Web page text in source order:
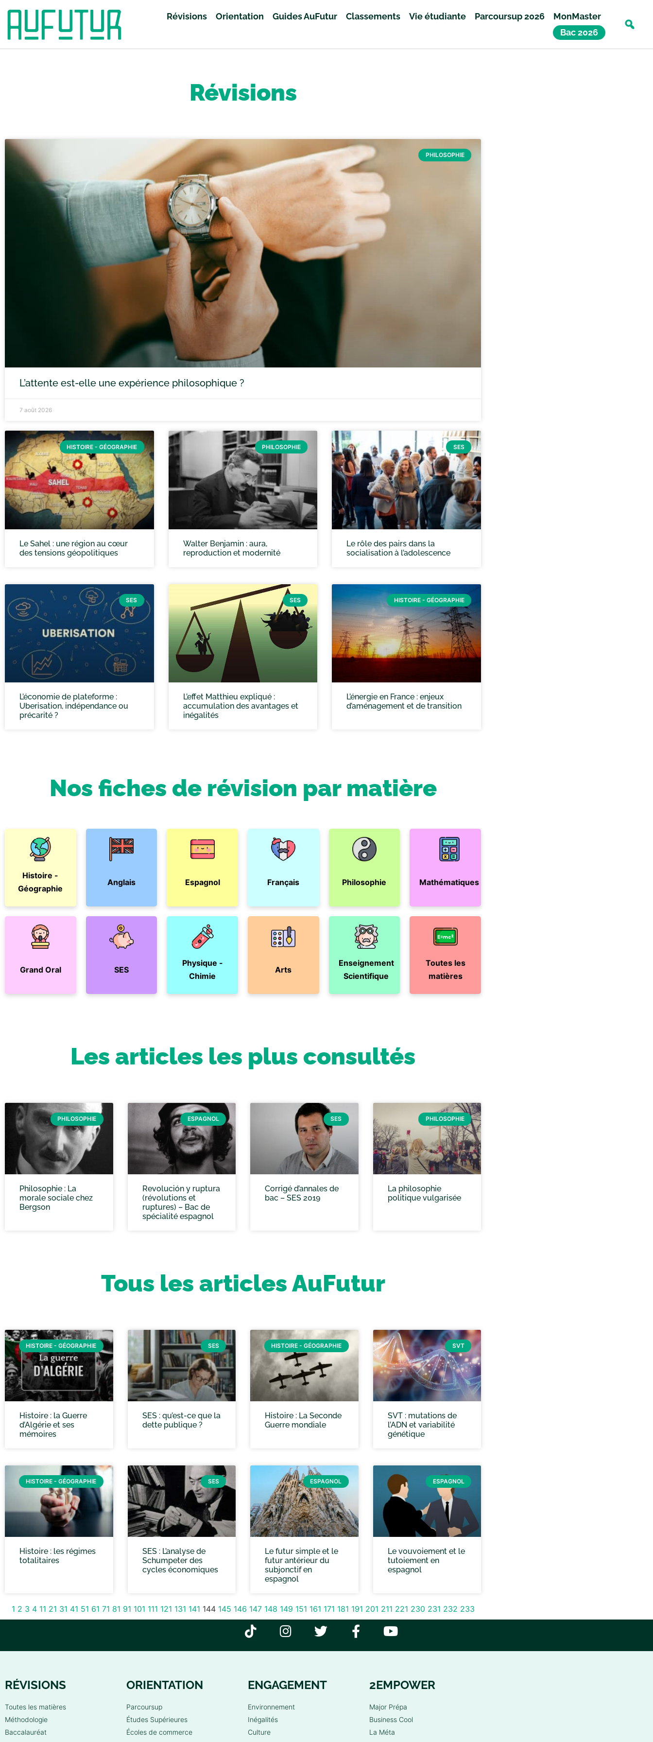
Révisions Orientation Guides AuFutur Classements Vie étudiante Parcoursup 2026
MonMaster
Bac 2026
Révisions
PHILOSOPHIE
L’attente est-elle une expérience philosophique ?
7 août 2026
HISTOIRE - GÉOGRAPHIE
Le Sahel : une région au cœur
des tensions géopolitiques
PHILOSOPHIE
Walter Benjamin : aura,
reproduction et modernité
SES
Le rôle des pairs dans la
socialisation à l’adolescence
SES
L’économie de plateforme :
Uberisation, indépendance ou
précarité ?
SES
L’effet Matthieu expliqué :
accumulation des avantages et
inégalités
HISTOIRE - GÉOGRAPHIE
L’énergie en France : enjeux
d’aménagement et de transition
Nos fiches de révision par matière
Histoire -
Géographie
Anglais Espagnol Français Philosophie Mathématiques
Grand Oral SES
Physique -
Chimie
Arts
Enseignement
Scientifique
Toutes les
matières
Les articles les plus consultés
PHILOSOPHIE
Philosophie : La
morale sociale chez
Bergson
ESPAGNOL
Revolución y ruptura
(révolutions et
ruptures) – Bac de
spécialité espagnol
SES
Corrigé d’annales de
bac – SES 2019
PHILOSOPHIE
La philosophie
politique vulgarisée
Tous les articles AuFutur
HISTOIRE - GÉOGRAPHIE
Histoire : la Guerre
d’Algérie et ses
mémoires
SES
SES : qu’est-ce que la
dette publique ?
HISTOIRE - GÉOGRAPHIE
Histoire : La Seconde
Guerre mondiale
SVT
SVT : mutations de
l’ADN et variabilité
génétique
HISTOIRE - GÉOGRAPHIE
Histoire : les régimes
totalitaires
SES
SES : L’analyse de
Schumpeter des
cycles économiques
ESPAGNOL
Le futur simple et le
futur antérieur du
subjonctif en
espagnol
ESPAGNOL
Le vouvoiement et le
tutoiement en
espagnol
1 2 3 4 11 21 31 41 51 61 71 81 91 101 111 121 131 141 144 145 146 147 148 149 151 161 171 181 191 201 211 221 230 231 232 233
RÉVISIONS
Toutes les matières
Méthodologie
Baccalauréat
ORIENTATION
Parcoursup
Études Supérieures
Écoles de commerce
ENGAGEMENT
Environnement
Inégalités
Culture
2EMPOWER
Major Prépa
Business Cool
La Méta